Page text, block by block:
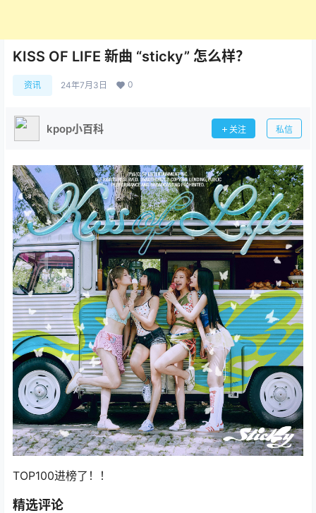
KISS OF LIFE 新曲 “sticky” 怎么样？
资讯 24年7月3日 0
kpop小百科 关注 私信
TOP100进榜了！！
精选评论